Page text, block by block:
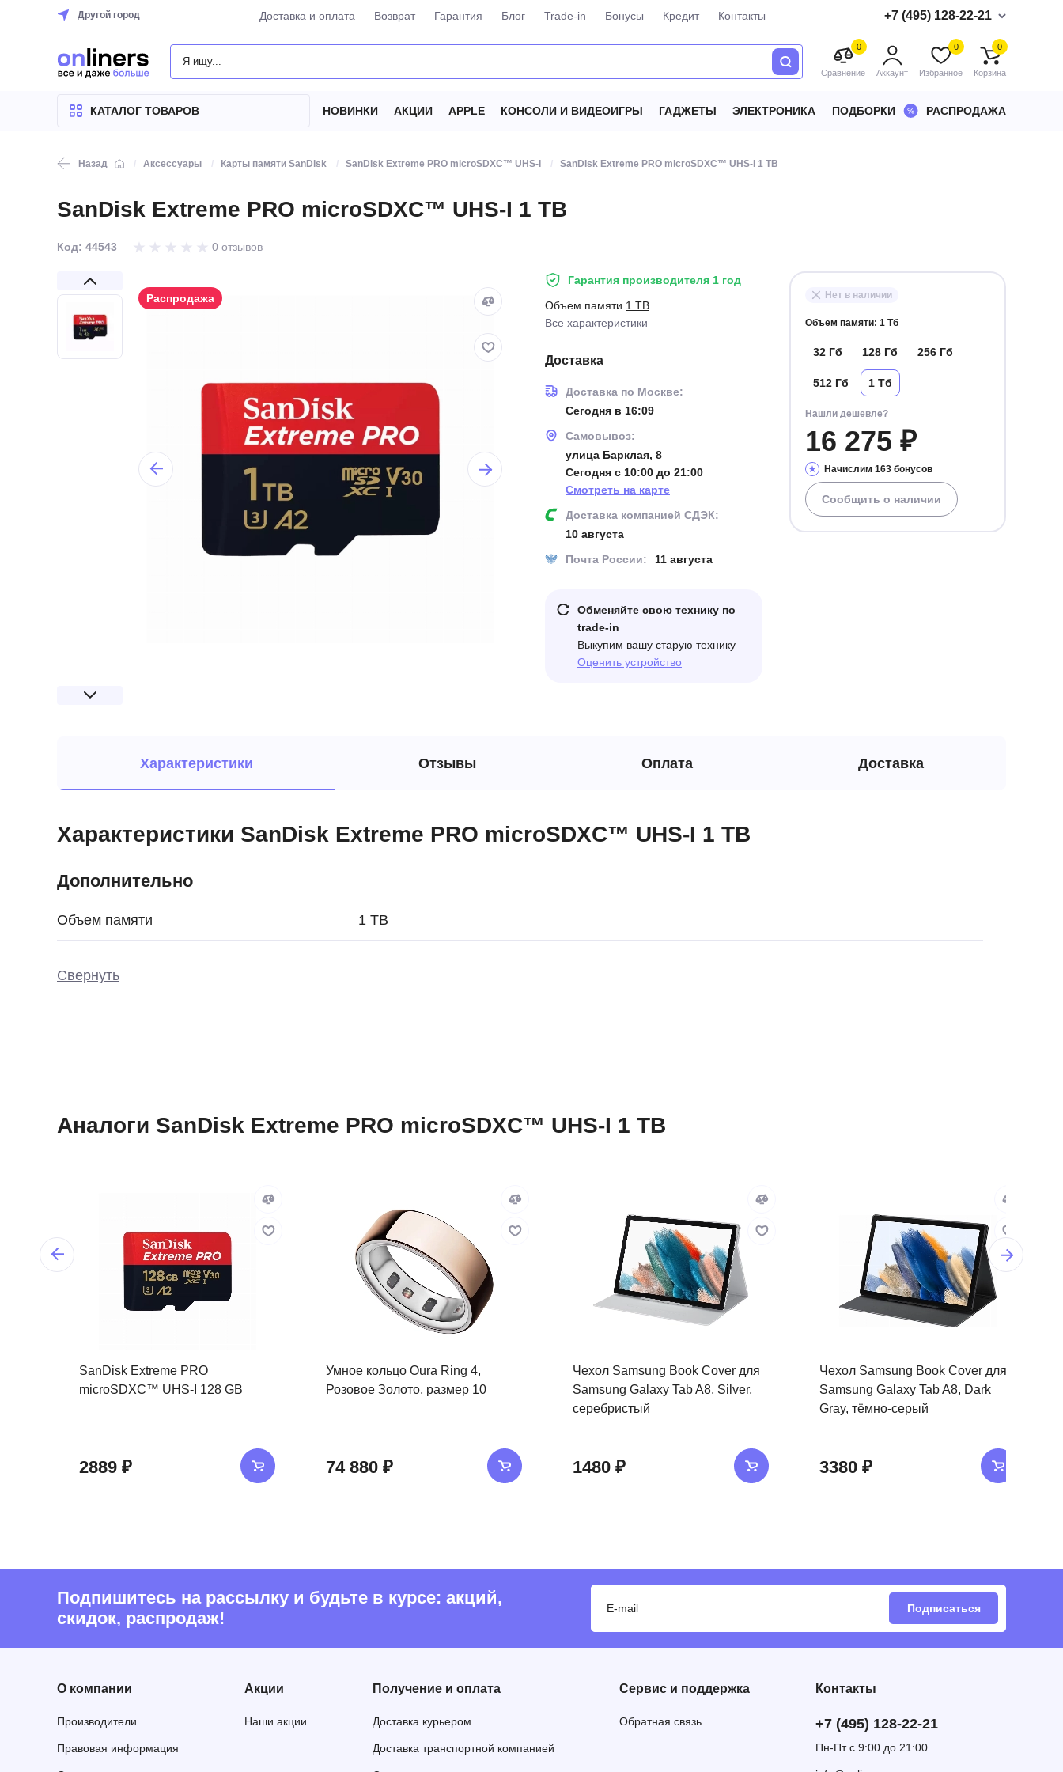
Другой город Доставка и оплата Возврат Гарантия Блог Trade-in Бонусы Кредит Контакты +7 (495) 128-22-21
ТОВАРОВ
0
Сравнение Аккаунт
0
Избранное
0
Корзина
КАТАЛОГ ТОВАРОВ НОВИНКИ АКЦИИ APPLE КОНСОЛИ И ВИДЕОИГРЫ ГАДЖЕТЫ ЭЛЕКТРОНИКА ПОДБОРКИ РАСПРОДАЖА
Назад Аксессуары Карты памяти SanDisk SanDisk Extreme PRO microSDXC™ UHS-I SanDisk Extreme PRO microSDXC™ UHS-I 1 TB
SanDisk Extreme PRO microSDXC™ UHS-I 1 TB
Код: 44543 0 отзывов
Распродажа
Гарантия производителя 1 год
Объем памяти 1 TB
Все характеристики
Доставка
Доставка по Москве:
Сегодня в 16:09
Самовывоз:
улица Барклая, 8
Сегодня с 10:00 до 21:00
Смотреть на карте
Доставка компанией СДЭК:
10 августа
Почта России:
11 августа
Обменяйте свою технику по
trade-in
Выкупим вашу старую технику
Оценить устройство
Нет в наличии
Объем памяти: 1 Тб
32 Гб 128 Гб 256 Гб
512 Гб 1 Тб
Нашли дешевле?
16 275 ₽
Начислим 163 бонусов
Сообщить о наличии
Характеристики Отзывы Оплата Доставка
Характеристики SanDisk Extreme PRO microSDXC™ UHS-I 1 TB
Дополнительно
Объем памяти 1 TB
Свернуть
Аналоги SanDisk Extreme PRO microSDXC™ UHS-I 1 TB
SanDisk Extreme PRO
microSDXC™ UHS-I 128 GB
2889 ₽
Умное кольцо Oura Ring 4,
Розовое Золото, размер 10
74 880 ₽
Чехол Samsung Book Cover для
Samsung Galaxy Tab A8, Silver,
серебристый
1480 ₽
Чехол Samsung Book Cover для
Samsung Galaxy Tab A8, Dark
Gray, тёмно-серый
3380 ₽
Подпишитесь на рассылку и будьте в курсе: акций,
скидок, распродаж!
Подписаться
О компании
Производители
Правовая информация
Акции
Наши акции
Получение и оплата
Доставка курьером
Доставка транспортной компанией
Сервис и поддержка
Обратная связь
Контакты
+7 (495) 128-22-21
Пн-Пт с 9:00 до 21:00